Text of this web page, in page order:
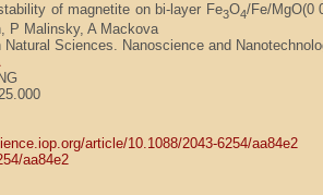
of magnetite on bi-layer Fe3O4/Fe/MgO(0
P Malinsky, A Mackova
Natural Sciences. Nanoscience and
article/10.1088/2043-6254/aa84e2
aa84e2